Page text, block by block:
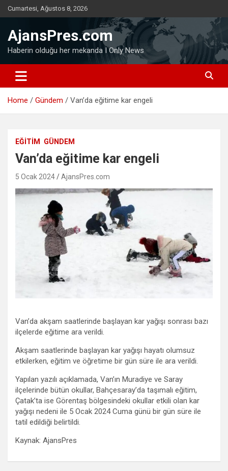
Skip
to
Cumartesi, Ağustos 8, 2026
AjansPres.com
Haberin olduğu her mekanda I Only News
Home Gündem Van’da eğitime kar engeli
EĞITIM GÜNDEM
Van’da eğitime kar engeli
5 Ocak 2024 AjansPres.com
Van’da akşam saatlerinde başlayan kar yağışı sonrası bazı
ilçelerde eğitime ara verildi.
Akşam saatlerinde başlayan kar yağışı hayatı olumsuz
etkilerken, eğitim ve öğretime bir gün süre ile ara verildi.
Yapılan yazılı açıklamada, Van’ın Muradiye ve Saray
ilçelerinde bütün okullar, Bahçesaray’da taşımalı eğitim,
Çatak’ta ise Görentaş bölgesindeki okullar etkili olan kar
yağışı nedeni ile 5 Ocak 2024 Cuma günü bir gün süre ile
tatil edildiği belirtildi.
Kaynak: AjansPres